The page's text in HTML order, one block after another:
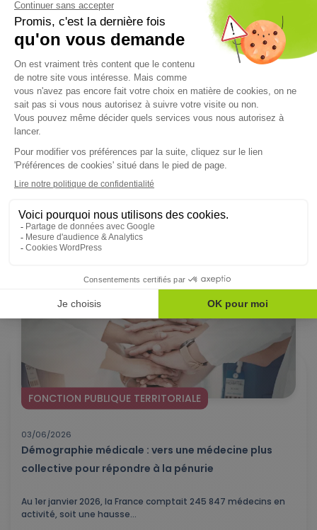
PROTECTION SOCIALE COMPLÉMENTAIRE
13/10/2025
Maire employeur : les collectivités, dans une gestion
proactive - 1 sur 3
L’enquête « Le Maire employeur, protecteur de ses agents » de
mai 2025* met en...
FONCTION PUBLIQUE TERRITORIALE
03/06/2026
Démographie médicale : vers une médecine plus
collective pour répondre à la pénurie
Au 1er janvier 2026, la France comptait 245 847 médecins en
activité, soit une hausse...